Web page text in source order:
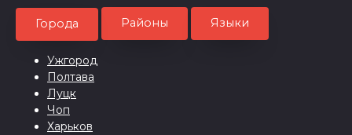
Города Районы Языки
Ужгород
Полтава
Луцк
Чоп
Харьков